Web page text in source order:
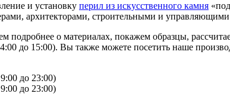
и установку перил из искусственного камня
архитекторами, строительными и
подробнее о материалах, покажем образцы,
до 15:00). Вы также можете посетить наше
до 23:00)
до 23:00)